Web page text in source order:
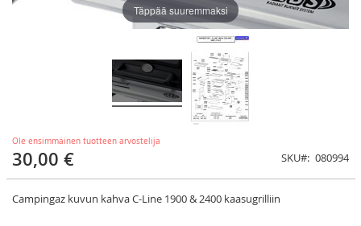
Ole ensimmäinen tuotteen arvostelija
30,00 € SKU 080994
Campingaz kuvun kahva C-Line 1900 & 2400 kaasugrilliin
Täppää suuremmaksi